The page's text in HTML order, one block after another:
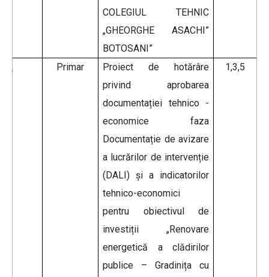
COLEGIUL TEHNIC
„GHEORGHE ASACHI”
BOTOSANI”
Primar
Proiect de hotărâre
privind aprobarea
documentației tehnico -
economice faza
Documentație de avizare
a lucrărilor de intervenție
(DALI) și a indicatorilor
tehnico-economici
pentru obiectivul de
investiții „Renovare
energetică a clădirilor
publice – Gradinița cu
1,3,5